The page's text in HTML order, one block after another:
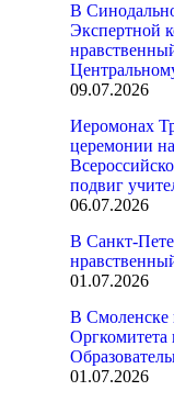
В
Экспертной
09.07.2026
Иеромонах
церемонии
подвиг
06.07.2026
В Санкт-
01.07.2026
В Смоленске
01.07.2026